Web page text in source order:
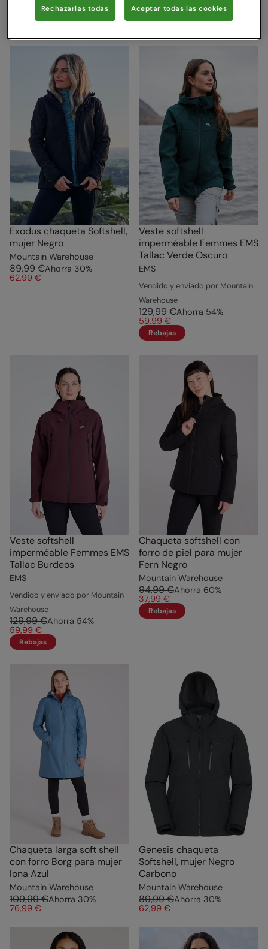
Mountain Warehouse
89,99 €
Mountain Warehouse
Exodus chaqueta Softshell,
mujer Negro
Mountain Warehouse
89,99 €Ahorra 30%
62,99 €
Veste softshell
imperméable Femmes EMS
Tallac Verde Oscuro
EMS
Vendido y enviado por Mountain
Warehouse
129,99 €Ahorra 54%
59,99 €
Rebajas
Veste softshell
imperméable Femmes EMS
Tallac Burdeos
EMS
Vendido y enviado por Mountain
Warehouse
129,99 €Ahorra 54%
59,99 €
Rebajas
Chaqueta softshell con
forro de piel para mujer
Fern Negro
Mountain Warehouse
94,99 €Ahorra 60%
37,99 €
Rebajas
Chaqueta larga soft shell
con forro Borg para mujer
Iona Azul
Mountain Warehouse
109,99 €Ahorra 30%
76,99 €
Genesis chaqueta
Softshell, mujer Negro
Carbono
Mountain Warehouse
89,99 €Ahorra 30%
62,99 €
Rechazarlas todas Aceptar todas las cookies